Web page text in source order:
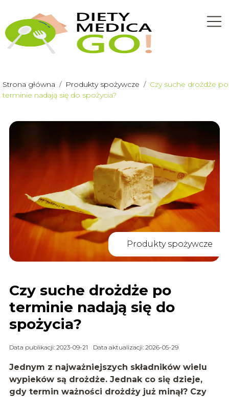
Strona główna / Produkty spożywcze / Czy suche drożdże po
terminie nadają się do spożycia?
Produkty spożywcze
Czy suche drożdże po
terminie nadają się do
spożycia?
Data publikacji: 2023-09-21 Data aktualizacji: 2026-05-29
Jednym z najważniejszych składników wielu
wypieków są drożdże. Jednak co się dzieje,
gdy termin ważności drożdży już minął? Czy